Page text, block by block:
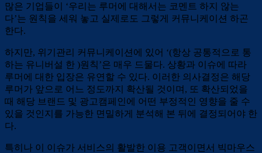
많은 기업들이 ‘우리는 루머에 대해서는 코멘트 하지 않는
다’는 원칙을 세워 놓고 실제로도 그렇게 커뮤니케이션 하곤
한다.
하지만, 위기관리 커뮤니케이션에 있어 ‘(항상 공통적으로 통
하는 유니버설 한 )원칙’은 매우 드물다. 상황과 이슈에 따라
루머에 대한 입장은 유연할 수 있다. 이러한 의사결정은 해당
루머가 앞으로 어느 정도까지 확산될 것이며, 또 확산되었을
때 해당 브랜드 및 광고캠페인에 어떤 부정적인 영향을 줄 수
있을 것인지를 가능한 면밀하게 분석해 본 뒤에 결정되어야 한
다.
특히나 이 이슈가 서비스의 활발한 이용 고객이면서 빅마우스